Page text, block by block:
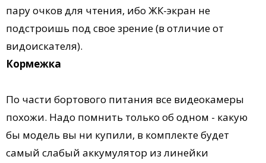
пару очков для чтения, ибо ЖК-экран не
подстроишь под свое зрение (в отличие от
видоискателя).
Кормежка
По части бортового питания все видеокамеры
похожи. Надо помнить только об одном - какую
бы модель вы ни купили, в комплекте будет
самый слабый аккумулятор из линейки